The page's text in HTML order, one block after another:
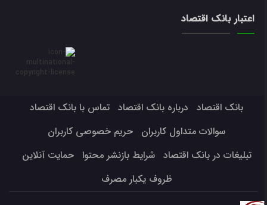
اعتبار بانک اقتصاد
بانک اقتصاد درباره بانک اقتصاد
تماس با بانک اقتصاد
سوالات متداول کاربران
حریم خصوصی کاربران
تبلیغات در بانک اقتصاد
شرایط بازنشر محتوا
حمایت آنلاین
ظروف یکبار مصرف